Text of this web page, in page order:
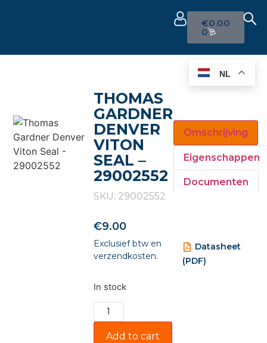
€0.00
0
THOMAS
GARDNER
DENVER
VITON
SEAL –
29002552
SKU: 29002552
€9.00
Exclusief btw en
verzendkosten.
In stock
Add to cart
Omschrijving
Eigenschappen
Documenten
Datasheet
(PDF)
NL